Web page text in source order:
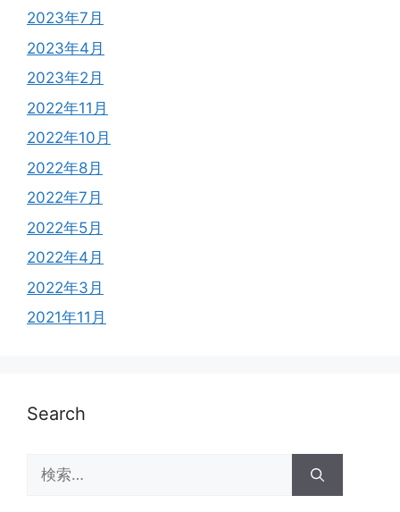
2023年7月
2023年4月
2023年2月
2022年11月
2022年10月
2022年8月
2022年7月
2022年5月
2022年4月
2022年3月
2021年11月
Search
索: